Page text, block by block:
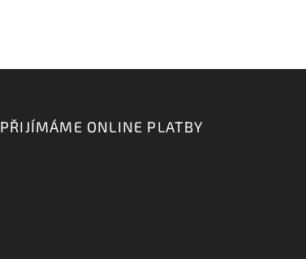
PŘIJÍMÁME ONLINE PLATBY